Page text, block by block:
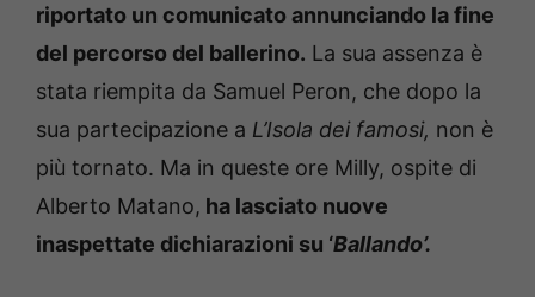
riportato un comunicato annunciando la fine
del percorso del ballerino. La sua assenza è
stata riempita da Samuel Peron, che dopo la
sua partecipazione a L’Isola dei famosi, non è
più tornato. Ma in queste ore Milly, ospite di
Alberto Matano, ha lasciato nuove
inaspettate dichiarazioni su ‘Ballando’.